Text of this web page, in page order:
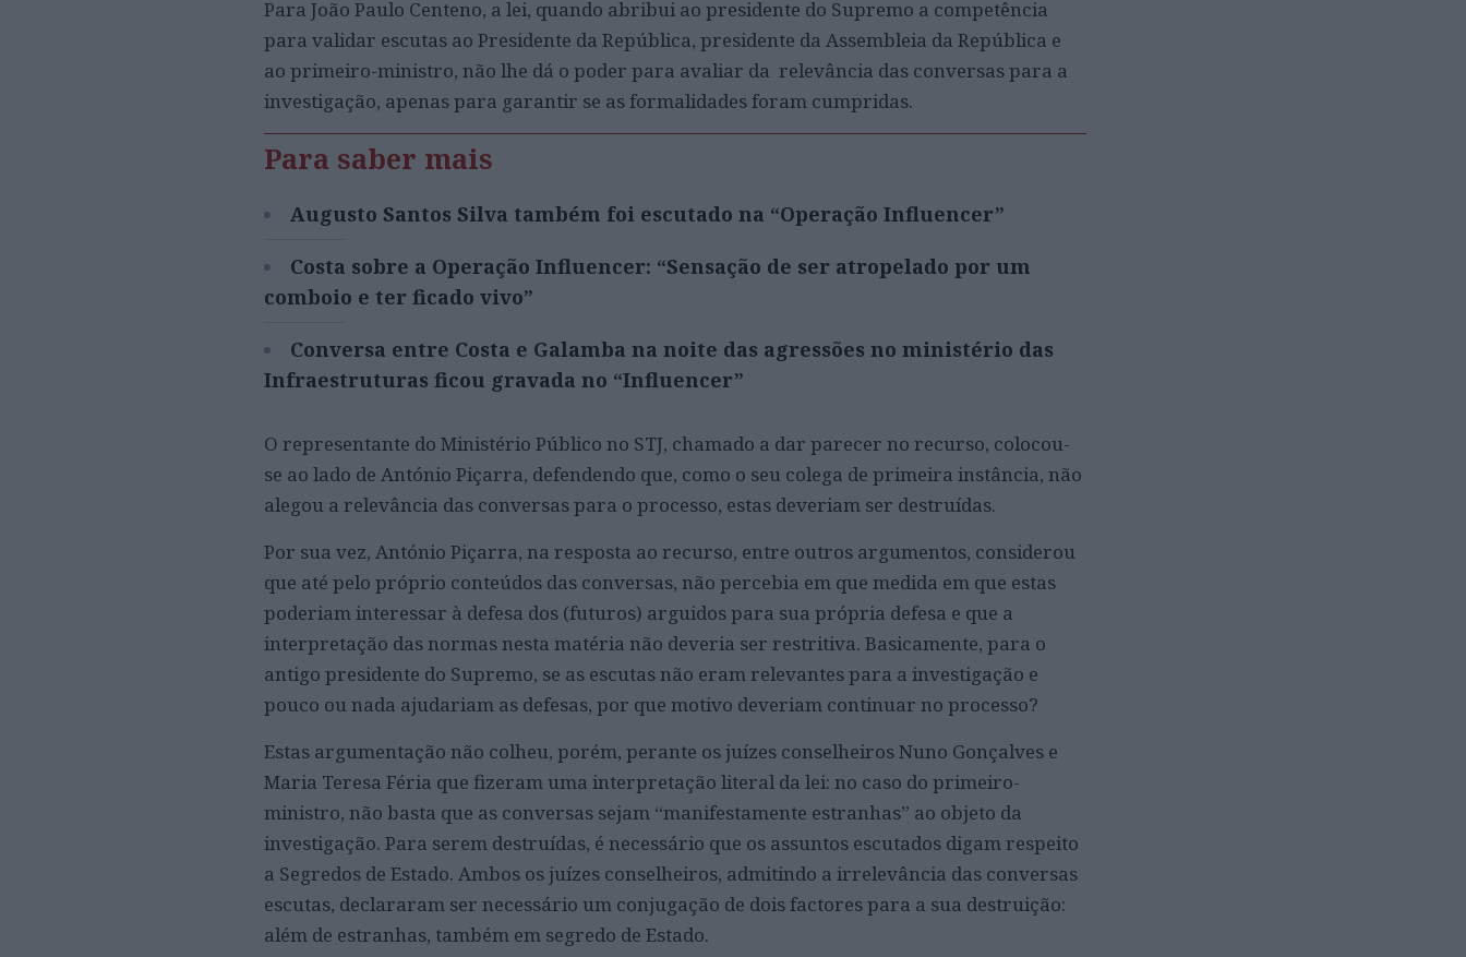
Para João Paulo Centeno, a lei, quando abribui ao presidente do Supremo a competência
para validar escutas ao Presidente da República, presidente da Assembleia da República e
ao primeiro-ministro, não lhe dá o poder para avaliar da relevância das conversas para a
investigação, apenas para garantir se as formalidades foram cumpridas.
Para saber mais
Augusto Santos Silva também foi escutado na “Operação Influencer”
Costa sobre a Operação Influencer: “Sensação de ser atropelado por um
comboio e ter ficado vivo”
Conversa entre Costa e Galamba na noite das agressões no ministério das
Infraestruturas ficou gravada no “Influencer”
O representante do Ministério Público no STJ, chamado a dar parecer no recurso, colocou-
se ao lado de António Piçarra, defendendo que, como o seu colega de primeira instância, não
alegou a relevância das conversas para o processo, estas deveriam ser destruídas.
Por sua vez, António Piçarra, na resposta ao recurso, entre outros argumentos, considerou
que até pelo próprio conteúdos das conversas, não percebia em que medida em que estas
poderiam interessar à defesa dos (futuros) arguidos para sua própria defesa e que a
interpretação das normas nesta matéria não deveria ser restritiva. Basicamente, para o
antigo presidente do Supremo, se as escutas não eram relevantes para a investigação e
pouco ou nada ajudariam as defesas, por que motivo deveriam continuar no processo?
Estas argumentação não colheu, porém, perante os juízes conselheiros Nuno Gonçalves e
Maria Teresa Féria que fizeram uma interpretação literal da lei: no caso do primeiro-
ministro, não basta que as conversas sejam “manifestamente estranhas” ao objeto da
investigação. Para serem destruídas, é necessário que os assuntos escutados digam respeito
a Segredos de Estado. Ambos os juízes conselheiros, admitindo a irrelevância das conversas
escutas, declararam ser necessário um conjugação de dois factores para a sua destruição:
além de estranhas, também em segredo de Estado.